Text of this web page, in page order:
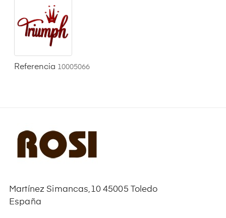
Referencia 10005066
Martínez Simancas,10 45005 Toledo
España